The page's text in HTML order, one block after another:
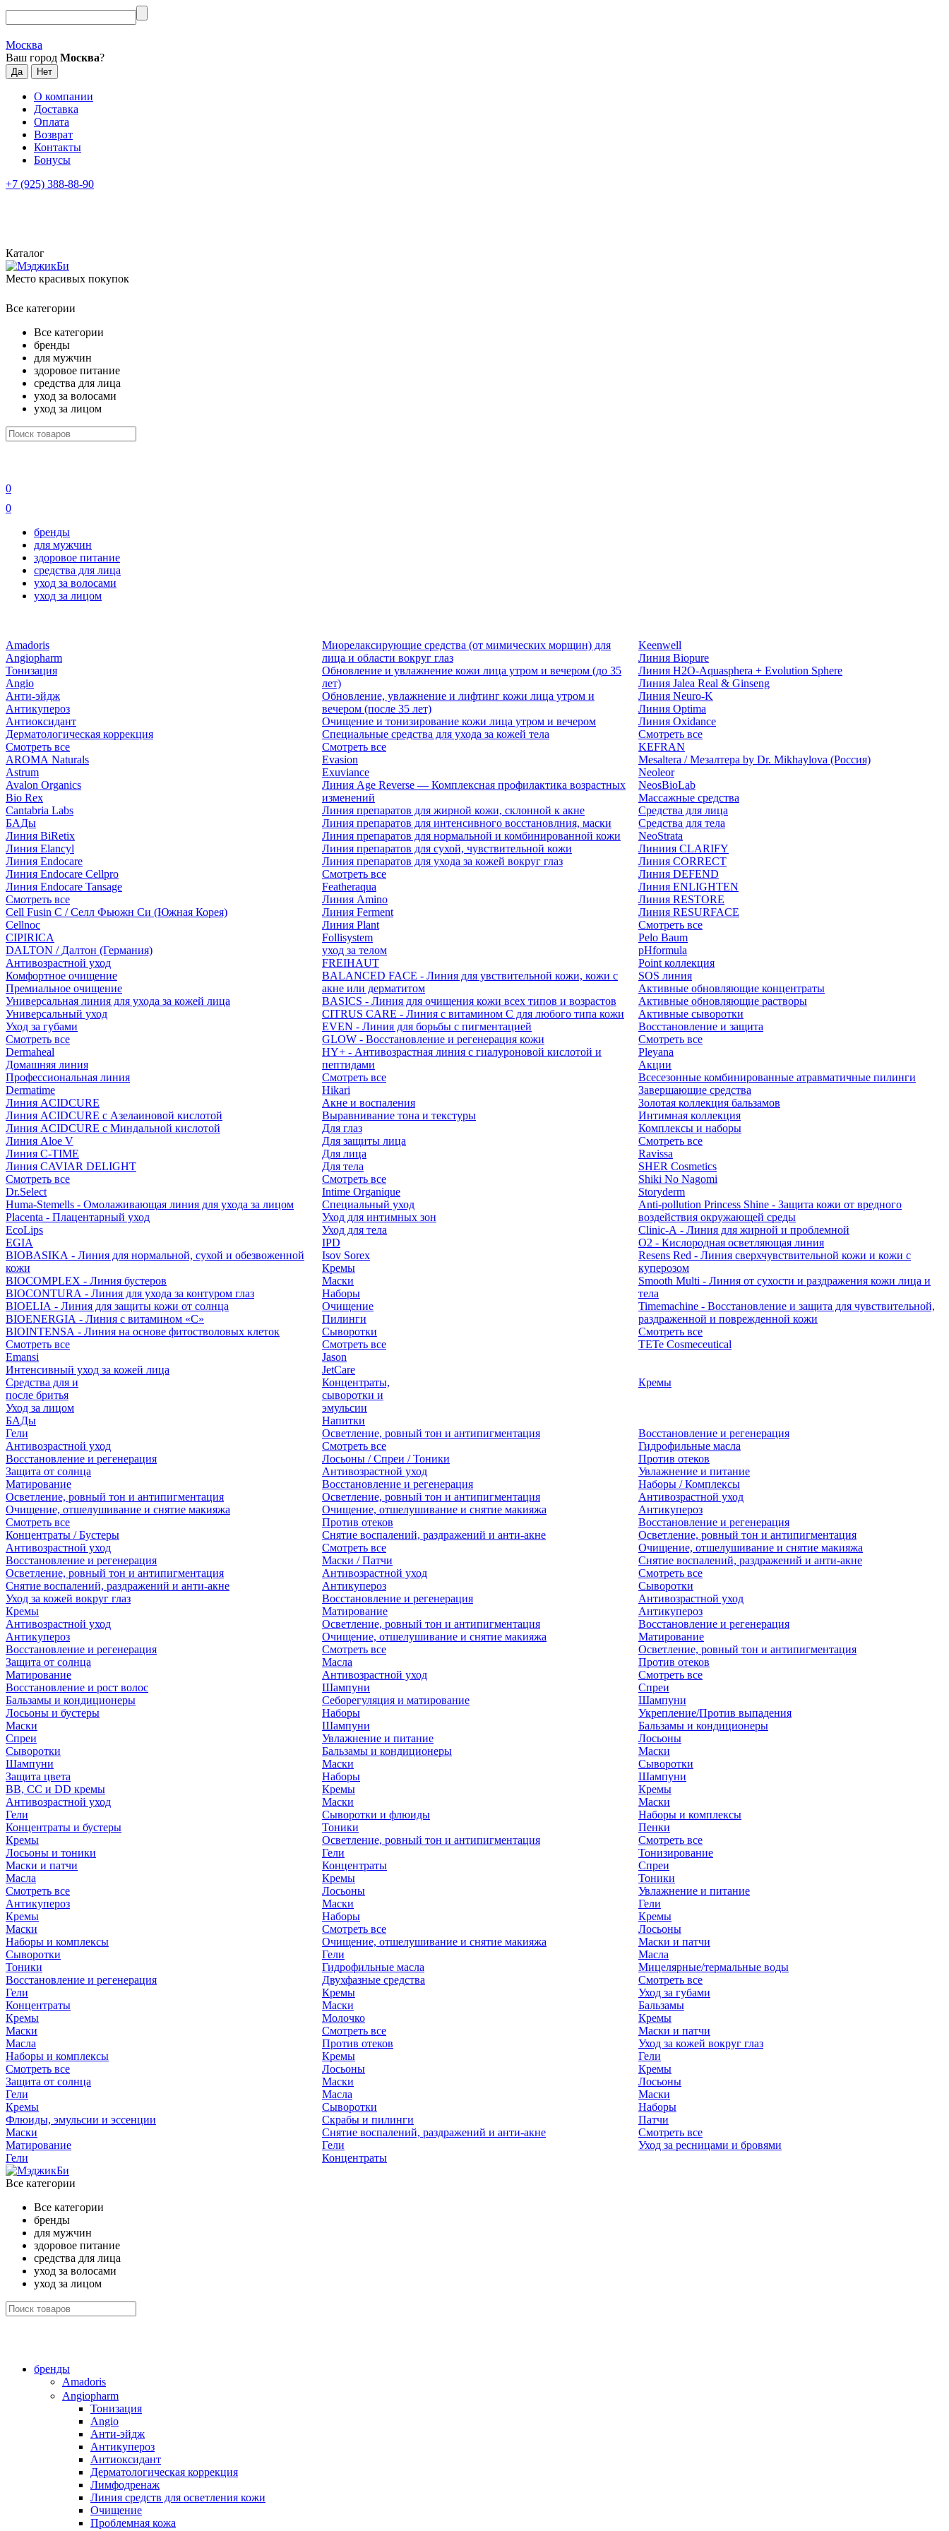
Москва
Ваш город Москва?
О компании
Доставка
Оплата
Возврат
Контакты
Бонусы
+7 (925) 388-88-90
Каталог
Место красивых покупок
Все категории
Все категории
бренды
для мужчин
здоровое питание
средства для лица
уход за волосами
уход за лицом
0
0
бренды
для мужчин
здоровое питание
средства для лица
уход за волосами
уход за лицом
Amadoris
Angiopharm
Тонизация
Angio
Анти-эйдж
Антикупероз
Антиоксидант
Дерматологическая коррекция
Смотреть все
AROMA Naturals
Astrum
Avalon Organics
Bio Rex
Cantabria Labs
БАДы
Линия BiRetix
Линия Elancyl
Линия Endocare
Линия Endocare Cellpro
Линия Endocare Tansage
Смотреть все
Cell Fusin C / Селл Фьюжн Си (Южная Корея)
Cellnoc
CIPIRICA
DALTON / Далтон (Германия)
Антивозрастной уход
Комфортное очищение
Премиальное очищение
Универсальная линия для ухода за кожей лица
Универсальный уход
Уход за губами
Смотреть все
Dermaheal
Домашняя линия
Профессиональная линия
Dermatime
Линия ACIDCURE
Линия ACIDCURE с Азелаиновой кислотой
Линия ACIDCURE с Миндальной кислотой
Линия Aloe V
Линия C-TIME
Линия CAVIAR DELIGHT
Смотреть все
Dr.Select
Huma-Stemells - Омолаживающая линия для ухода за лицом
Placenta - Плацентарный уход
EcoLips
EGIA
BIOBASIKA - Линия для нормальной, сухой и обезвоженной
кожи
BIOCOMPLEX - Линия бустеров
BIOCONTURA - Линия для ухода за контуром глаз
BIOELIA - Линия для защиты кожи от солнца
BIOENERGIA - Линия с витамином «С»
BIOINTENSA - Линия на основе фитостволовых клеток
Смотреть все
Emansi
Интенсивный уход за кожей лица
Миорелаксирующие средства (от мимических морщин) для
лица и области вокруг глаз
Обновление и увлажнение кожи лица утром и вечером (до 35
лет)
Обновление, увлажнение и лифтинг кожи лица утром и
вечером (после 35 лет)
Очищение и тонизирование кожи лица утром и вечером
Специальные средства для ухода за кожей тела
Смотреть все
Evasion
Exuviance
Линия Age Reverse — Комплексная профилактика возрастных
изменений
Линия препаратов для жирной кожи, склонной к акне
Линия препаратов для интенсивного восстановлния, маски
Линия препаратов для нормальной и комбинированной кожи
Линия препаратов для сухой, чувствительной кожи
Линия препаратов для ухода за кожей вокруг глаз
Смотреть все
Featheraqua
Линия Amino
Линия Ferment
Линия Plant
Follisystem
уход за телом
FREIHAUT
BALANCED FACE - Линия для увствительной кожи, кожи с
акне или дерматитом
BASICS - Линия для очищения кожи всех типов и возрастов
CITRUS CARE - Линия с витамином С для любого типа кожи
EVEN - Линия для борьбы с пигментацией
GLOW - Восстановление и регенерация кожи
HY+ - Антивозрастная линия с гиалуроновой кислотой и
пептидами
Смотреть все
Hikari
Акне и воспаления
Выравнивание тона и текстуры
Для глаз
Для защиты лица
Для лица
Для тела
Смотреть все
Intime Organique
Специальный уход
Уход для интимных зон
Уход для тела
IPD
Isov Sorex
Кремы
Маски
Наборы
Очищение
Пилинги
Сыворотки
Смотреть все
Jason
JetCare
Keenwell
Линия Biopure
Линия H2O-Aquasphera + Evolution Sphere
Линия Jalea Real & Ginseng
Линия Neuro-K
Линия Optima
Линия Oxidance
Смотреть все
KEFRAN
Mesaltera / Мезалтера by Dr. Mikhaylova (Россия)
Neoleor
NeosBioLab
Массажные средства
Средства для лица
Средства для тела
NeoStrata
Линиия CLARIFY
Линия CORRECT
Линия DEFEND
Линия ENLIGHTEN
Линия RESTORE
Линия RESURFACE
Смотреть все
Pelo Baum
pHformula
Point коллекция
SOS линия
Активные обновляющие концентраты
Активные обновляющие растворы
Активные сыворотки
Восстановление и защита
Смотреть все
Pleyana
Акции
Всесезонные комбинированные атравматичные пилинги
Завершающие средства
Золотая коллекция бальзамов
Интимная коллекция
Комплексы и наборы
Смотреть все
Ravissa
SHER Cosmetics
Shiki No Nagomi
Storyderm
Anti-pollution Princess Shine - Защита кожи от вредного
воздействия окружающей среды
Clinic-A - Линия для жирной и проблемной
O2 - Кислородная осветляющая линия
Resens Red - Линия сверхчувствительной кожи и кожи с
куперозом
Smooth Multi - Линия от сухости и раздражения кожи лица и
тела
Timemachine - Восстановление и защита для чувствительной,
раздраженной и поврежденной кожи
Смотреть все
TETe Cosmeceutical
Средства для и
после бритья
Уход за лицом
Концентраты,
сыворотки и
эмульсии
Кремы
БАДы
Напитки
Гели
Антивозрастной уход
Восстановление и регенерация
Защита от солнца
Матирование
Осветление, ровный тон и антипигментация
Очищение, отшелушивание и снятие макияжа
Смотреть все
Концентраты / Бустеры
Антивозрастной уход
Восстановление и регенерация
Осветление, ровный тон и антипигментация
Снятие воспалений, раздражений и анти-акне
Уход за кожей вокруг глаз
Кремы
Антивозрастной уход
Антикупероз
Восстановление и регенерация
Защита от солнца
Матирование
Осветление, ровный тон и антипигментация
Смотреть все
Лосьоны / Спреи / Тоники
Антивозрастной уход
Восстановление и регенерация
Осветление, ровный тон и антипигментация
Очищение, отшелушивание и снятие макияжа
Против отеков
Снятие воспалений, раздражений и анти-акне
Смотреть все
Маски / Патчи
Антивозрастной уход
Антикупероз
Восстановление и регенерация
Матирование
Осветление, ровный тон и антипигментация
Очищение, отшелушивание и снятие макияжа
Смотреть все
Масла
Антивозрастной уход
Восстановление и регенерация
Гидрофильные масла
Против отеков
Увлажнение и питание
Наборы / Комплексы
Антивозрастной уход
Антикупероз
Восстановление и регенерация
Осветление, ровный тон и антипигментация
Очищение, отшелушивание и снятие макияжа
Снятие воспалений, раздражений и анти-акне
Смотреть все
Сыворотки
Антивозрастной уход
Антикупероз
Восстановление и регенерация
Матирование
Осветление, ровный тон и антипигментация
Против отеков
Смотреть все
Восстановление и рост волос
Бальзамы и кондиционеры
Лосьоны и бустеры
Маски
Спреи
Сыворотки
Шампуни
Защита цвета
Шампуни
Себорегуляция и матирование
Наборы
Шампуни
Увлажнение и питание
Бальзамы и кондиционеры
Маски
Наборы
Спреи
Шампуни
Укрепление/Против выпадения
Бальзамы и кондиционеры
Лосьоны
Маски
Сыворотки
Шампуни
BB, CC и DD кремы
Антивозрастной уход
Гели
Концентраты и бустеры
Кремы
Лосьоны и тоники
Маски и патчи
Масла
Смотреть все
Антикупероз
Кремы
Маски
Наборы и комплексы
Сыворотки
Тоники
Восстановление и регенерация
Гели
Концентраты
Кремы
Маски
Масла
Наборы и комплексы
Смотреть все
Защита от солнца
Гели
Кремы
Флюиды, эмульсии и эссенции
Маски
Матирование
Гели
Кремы
Маски
Сыворотки и флюиды
Тоники
Осветление, ровный тон и антипигментация
Гели
Концентраты
Кремы
Лосьоны
Маски
Наборы
Смотреть все
Очищение, отшелушивание и снятие макияжа
Гели
Гидрофильные масла
Двухфазные средства
Кремы
Маски
Молочко
Смотреть все
Против отеков
Кремы
Лосьоны
Маски
Масла
Сыворотки
Скрабы и пилинги
Снятие воспалений, раздражений и анти-акне
Гели
Концентраты
Кремы
Маски
Наборы и комплексы
Пенки
Смотреть все
Тонизирование
Спреи
Тоники
Увлажнение и питание
Гели
Кремы
Лосьоны
Маски и патчи
Масла
Мицелярные/термальные воды
Смотреть все
Уход за губами
Бальзамы
Кремы
Маски и патчи
Уход за кожей вокруг глаз
Гели
Кремы
Лосьоны
Маски
Наборы
Патчи
Смотреть все
Уход за ресницами и бровями
Все категории
Все категории
бренды
для мужчин
здоровое питание
средства для лица
уход за волосами
уход за лицом
бренды
Amadoris
Angiopharm
Тонизация
Angio
Анти-эйдж
Антикупероз
Антиоксидант
Дерматологическая коррекция
Лимфодренаж
Линия средств для осветления кожи
Очищение
Проблемная кожа